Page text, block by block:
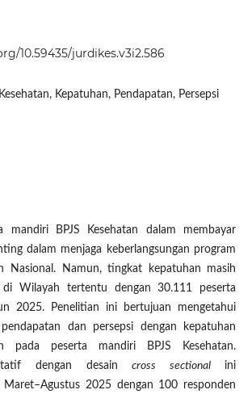
10.59435/jurdikes.v3i2.586
Kepatuhan, Pendapatan, Persepsi
mandiri BPJS Kesehatan dalam membayar
dalam menjaga keberlangsungan program
Nasional. Namun, tingkat kepatuhan masih
di Wilayah tertentu dengan 30.111 peserta
2025. Penelitian ini bertujuan mengetahui
dan persepsi dengan kepatuhan
pada peserta mandiri BPJS Kesehatan.
dengan desaincross sectionalini
Maret–Agustus 2025 dengan 100 responden